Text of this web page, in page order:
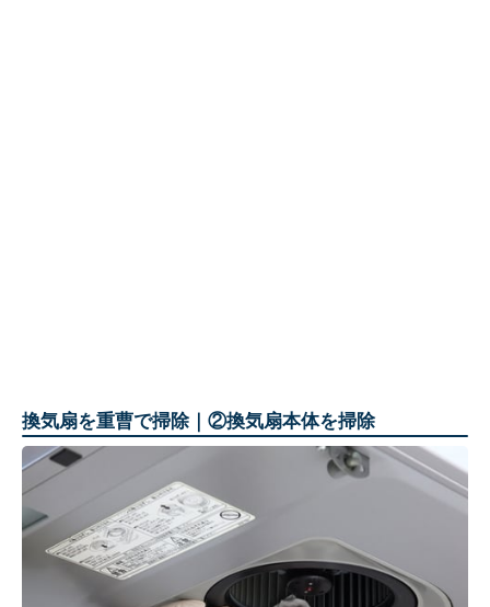
換気扇を重曹で掃除｜②換気扇本体を掃除